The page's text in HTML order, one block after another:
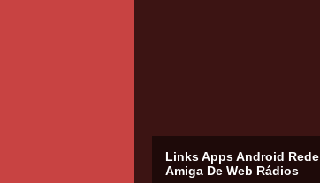
Links Apps Android Rede
Amiga De Web Rádios